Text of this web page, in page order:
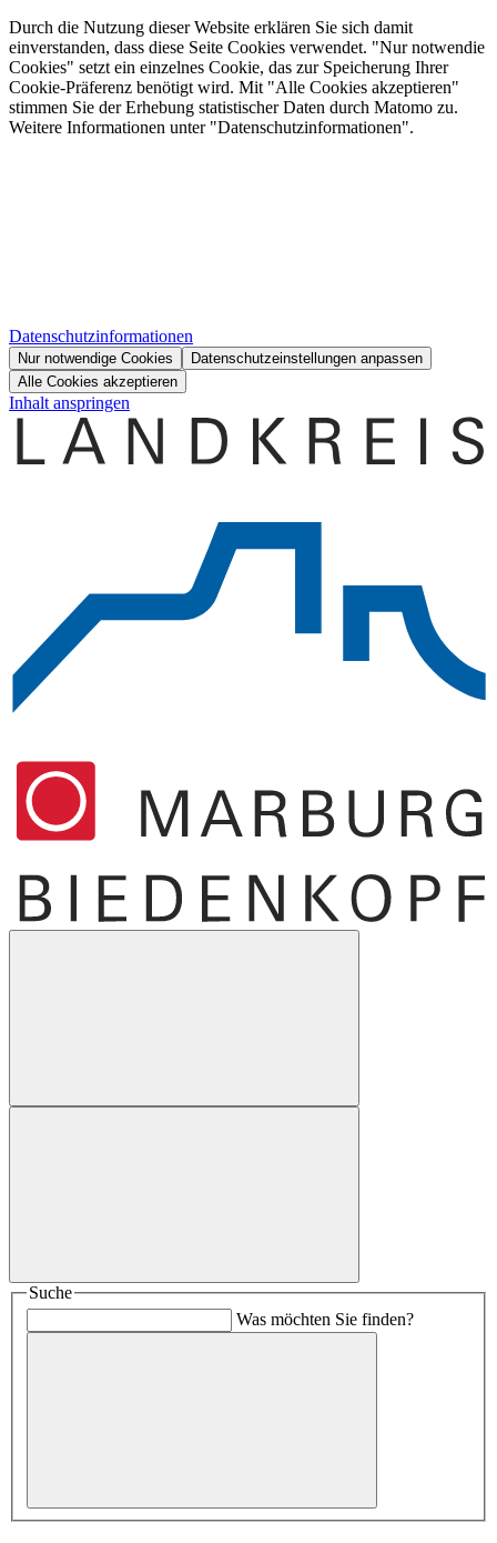
Durch die Nutzung dieser Website erklären Sie sich damit
einverstanden, dass diese Seite Cookies verwendet. "Nur notwendie
Cookies" setzt ein einzelnes Cookie, das zur Speicherung Ihrer
Cookie-Präferenz benötigt wird. Mit "Alle Cookies akzeptieren"
stimmen Sie der Erhebung statistischer Daten durch Matomo zu.
Weitere Informationen unter "Datenschutzinformationen".
Datenschutzinformationen
Nur notwendige Cookies
Datenschutzeinstellungen anpassen
Alle Cookies akzeptieren
Inhalt anspringen
Suche
Was möchten Sie finden?